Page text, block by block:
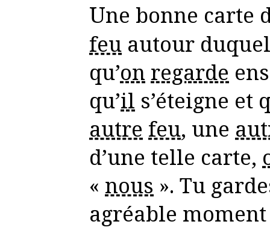
Une bonne
feu autour
qu’on regarde
qu’il s’éteigne et
autre feu, une
d’une telle carte,
« nous ». Tu
agréable